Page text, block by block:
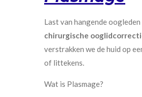
Last van hangende
chirurgische
verstrakken we de huid op
of littekens.
Wat is Plasmage?